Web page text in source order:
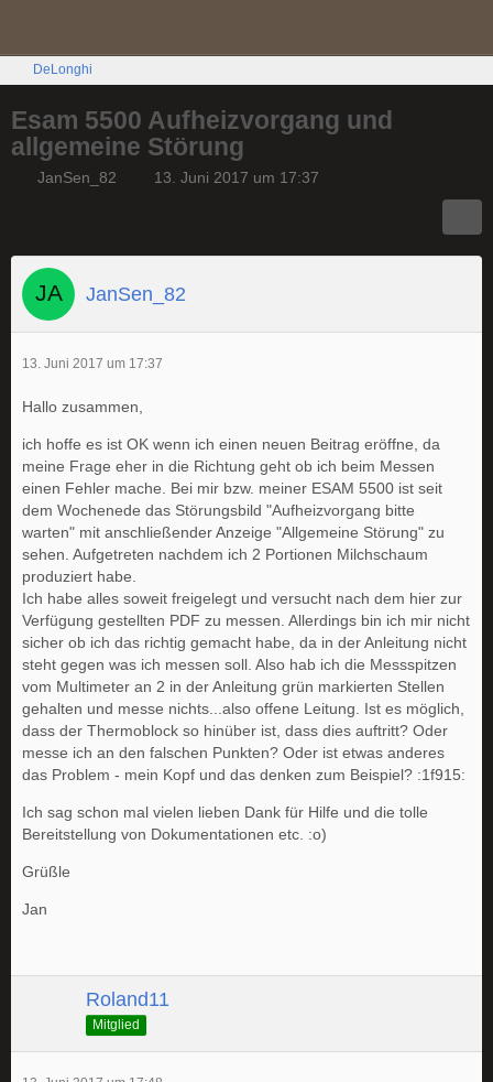
DeLonghi
Esam 5500 Aufheizvorgang und
allgemeine Störung
JanSen_82 13. Juni 2017 um 17:37
JanSen_82
13. Juni 2017 um 17:37
Hallo zusammen,
ich hoffe es ist OK wenn ich einen neuen Beitrag eröffne, da
meine Frage eher in die Richtung geht ob ich beim Messen
einen Fehler mache. Bei mir bzw. meiner ESAM 5500 ist seit
dem Wochenede das Störungsbild "Aufheizvorgang bitte
warten" mit anschließender Anzeige "Allgemeine Störung" zu
sehen. Aufgetreten nachdem ich 2 Portionen Milchschaum
produziert habe.
Ich habe alles soweit freigelegt und versucht nach dem hier zur
Verfügung gestellten PDF zu messen. Allerdings bin ich mir nicht
sicher ob ich das richtig gemacht habe, da in der Anleitung nicht
steht gegen was ich messen soll. Also hab ich die Messspitzen
vom Multimeter an 2 in der Anleitung grün markierten Stellen
gehalten und messe nichts...also offene Leitung. Ist es möglich,
dass der Thermoblock so hinüber ist, dass dies auftritt? Oder
messe ich an den falschen Punkten? Oder ist etwas anderes
das Problem - mein Kopf und das denken zum Beispiel? :1f915:
Ich sag schon mal vielen lieben Dank für Hilfe und die tolle
Bereitstellung von Dokumentationen etc. :o)
Grüßle
Jan
Roland11
Mitglied